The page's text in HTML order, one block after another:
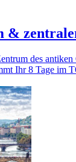
&
des
Ihr 8 Tage im